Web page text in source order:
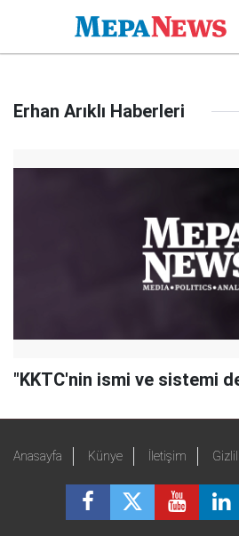
Erhan Arıklı Haberleri
"KKTC'nin ismi ve sistemi
Anasayfa Künye İletişim